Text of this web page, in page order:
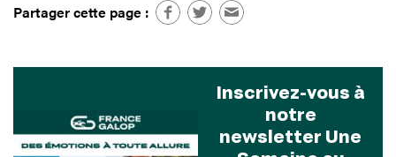
Partager cette page :
Inscrivez-vous à
notre
newsletter Une